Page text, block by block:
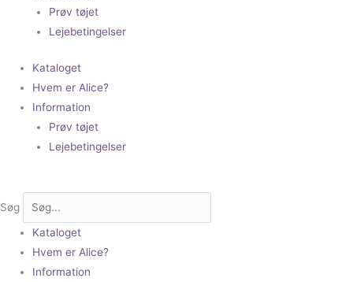
Prøv tøjet
Lejebetingelser
Kataloget
Hvem er Alice?
Information
Prøv tøjet
Lejebetingelser
Søg
Kataloget
Hvem er Alice?
Information